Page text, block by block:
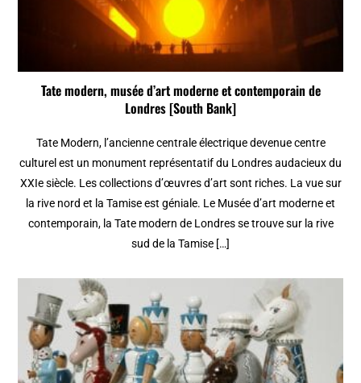
Tate modern, musée d’art moderne et contemporain de
Londres [South Bank]
Tate Modern, l’ancienne centrale électrique devenue centre
culturel est un monument représentatif du Londres audacieux du
XXIe siècle. Les collections d’œuvres d’art sont riches. La vue sur
la rive nord et la Tamise est géniale. Le Musée d’art moderne et
contemporain, la Tate modern de Londres se trouve sur la rive
sud de la Tamise […]